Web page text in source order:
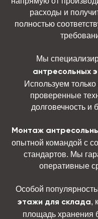
расходы и
полностью
Мы
антресольных
Используем
проверенные
долговечность и
Монтаж
опытной командой с
стандартов. Мы
оперативные
Особой
этажи для склада,
площадь хранения